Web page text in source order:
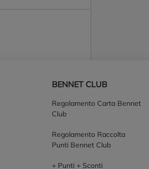
BENNET CLUB
Regolamento Carta Bennet
Club
Regolamento Raccolta
Punti Bennet Club
+ Punti + Sconti